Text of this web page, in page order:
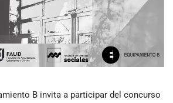
B invita a participar del concurso